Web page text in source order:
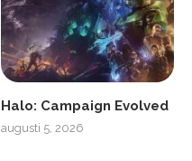
Halo: Campaign Evolved
augusti 5, 2026